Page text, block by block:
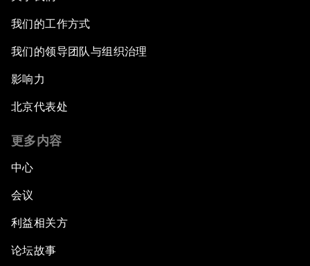
我们的工作方式
我们的领导团队与组织治理
影响力
北京代表处
更多内容
中心
会议
利益相关方
论坛故事